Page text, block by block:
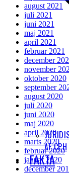
AF CPH
FAKTA
august 2021
juli 2021
juni 2021
maj 2021
april 2021
februar 2021
december
november
oktober 2020
september
august 2020
juli 2020
juni 2020
maj 2020
april 2020
marts 2020
februar 2020
januar 2020
december